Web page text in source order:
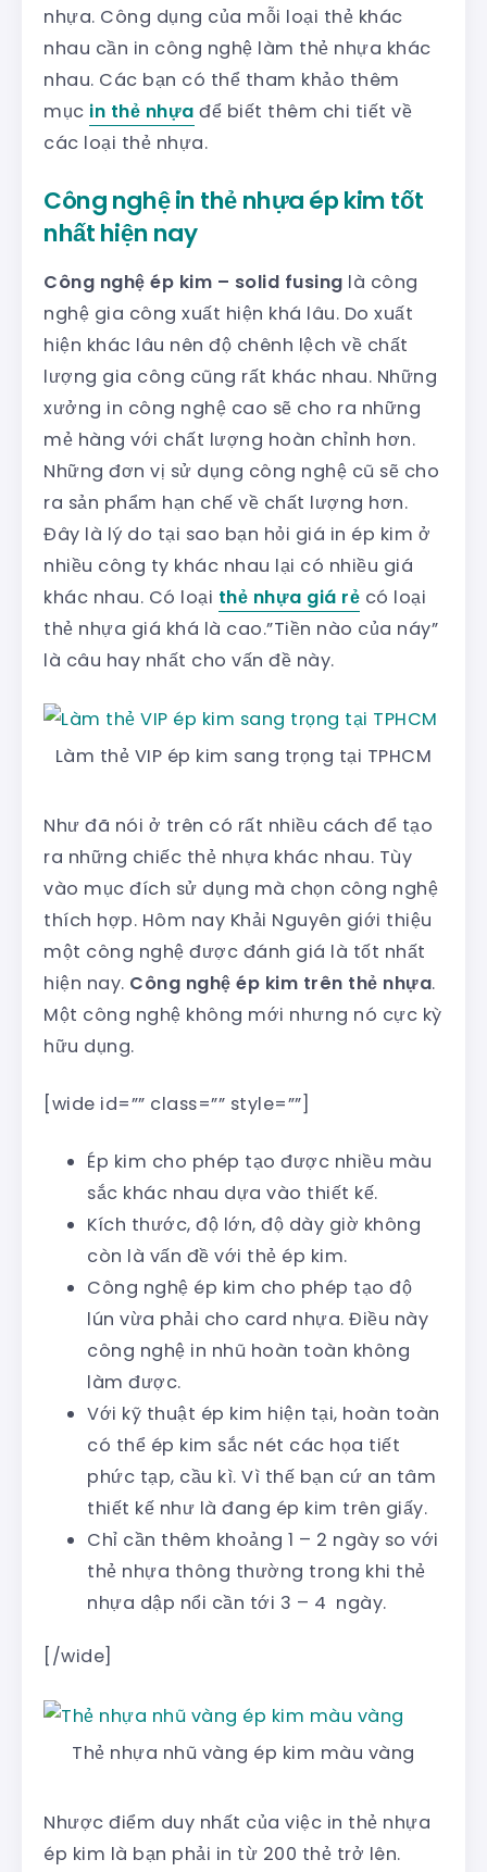
nhựa. Công dụng của mỗi loại thẻ khác
nhau cần in công nghệ làm thẻ nhựa khác
nhau. Các bạn có thể tham khảo thêm
mục in thẻ nhựa để biết thêm chi tiết về
các loại thẻ nhựa.
Công nghệ in thẻ nhựa ép kim tốt
nhất hiện nay
Công nghệ ép kim – solid fusing là công
nghệ gia công xuất hiện khá lâu. Do xuất
hiện khác lâu nên độ chênh lệch về chất
lượng gia công cũng rất khác nhau. Những
xưởng in công nghệ cao sẽ cho ra những
mẻ hàng với chất lượng hoàn chỉnh hơn.
Những đơn vị sử dụng công nghệ cũ sẽ cho
ra sản phẩm hạn chế về chất lượng hơn.
Đây là lý do tại sao bạn hỏi giá in ép kim ở
nhiều công ty khác nhau lại có nhiều giá
khác nhau. Có loại thẻ nhựa giá rẻ có loại
thẻ nhựa giá khá là cao.”Tiền nào của náy”
là câu hay nhất cho vấn đề này.
Làm thẻ VIP ép kim sang trọng tại TPHCM
Như đã nói ở trên có rất nhiều cách để tạo
ra những chiếc thẻ nhựa khác nhau. Tùy
vào mục đích sử dụng mà chọn công nghệ
thích hợp. Hôm nay Khải Nguyên giới thiệu
một công nghệ được đánh giá là tốt nhất
hiện nay. Công nghệ ép kim trên thẻ nhựa.
Một công nghệ không mới nhưng nó cực kỳ
hữu dụng.
[wide id=”” class=”” style=””]
Ép kim cho phép tạo được nhiều màu
sắc khác nhau dựa vào thiết kế.
Kích thước, độ lớn, độ dày giờ không
còn là vấn đề với thẻ ép kim.
Công nghệ ép kim cho phép tạo độ
lún vừa phải cho card nhựa. Điều này
công nghệ in nhũ hoàn toàn không
làm được.
Với kỹ thuật ép kim hiện tại, hoàn toàn
có thể ép kim sắc nét các họa tiết
phức tạp, cầu kì. Vì thế bạn cứ an tâm
thiết kế như là đang ép kim trên giấy.
Chỉ cần thêm khoảng 1 – 2 ngày so với
thẻ nhựa thông thường trong khi thẻ
nhựa dập nổi cần tới 3 – 4 ngày.
[/wide]
Thẻ nhựa nhũ vàng ép kim màu vàng
Nhược điểm duy nhất của việc in thẻ nhựa
ép kim là bạn phải in từ 200 thẻ trở lên.